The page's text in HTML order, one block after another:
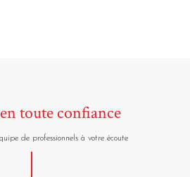
toute confiance
de professionnels à votre écoute